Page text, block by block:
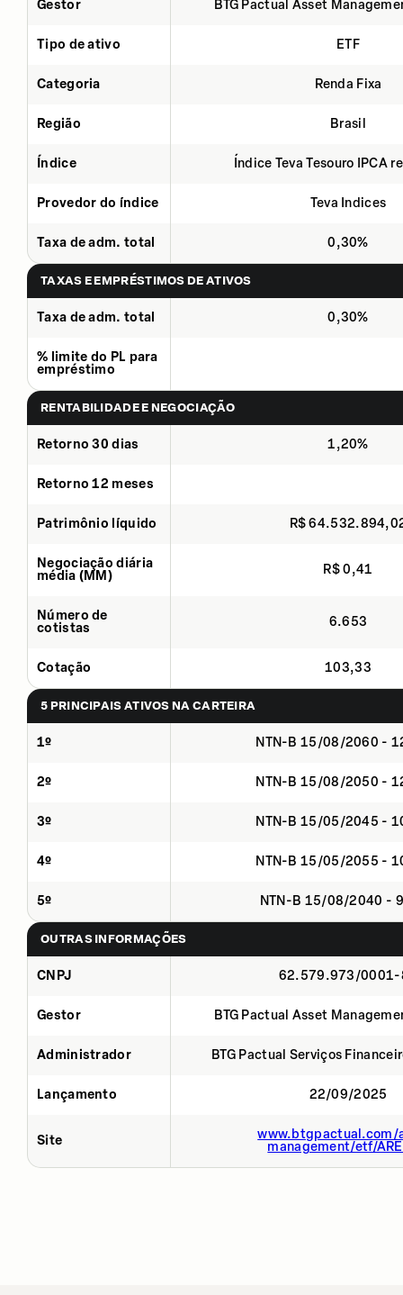
Gestor BTG Pactual Asset
Tipo de ativo ETF
Categoria Renda Fixa
Região Brasil
Índice Índice Teva Tesouro IPCA
Provedor do índice Teva Indices
Taxa de adm. total 0,30%
TAXAS E EMPRÉSTIMOS DE ATIVOS
Taxa de adm. total 0,30%
% limite do PL para
empréstimo
RENTABILIDADE E NEGOCIAÇÃO
Retorno 30 dias 1,20%
Retorno 12 meses
Patrimônio líquido R$
Negociação diária
média (MM)
R$ 0,41
Número de
cotistas
6.653
Cotação 103,33
5 PRINCIPAIS ATIVOS NA CARTEIRA
1º NTN-B 15/08/2060 -
2º NTN-B 15/08/2050 -
3º NTN-B 15/05/2045 -
4º NTN-B 15/05/2055 -
5º NTN-B 15/08/2040 -
OUTRAS INFORMAÇÕES
CNPJ 62.579.973/0001-
Gestor BTG Pactual Asset
Administrador BTG Pactual Serviços
Lançamento 22/09/2025
Site
www.btgpactual.com/
management/etf/